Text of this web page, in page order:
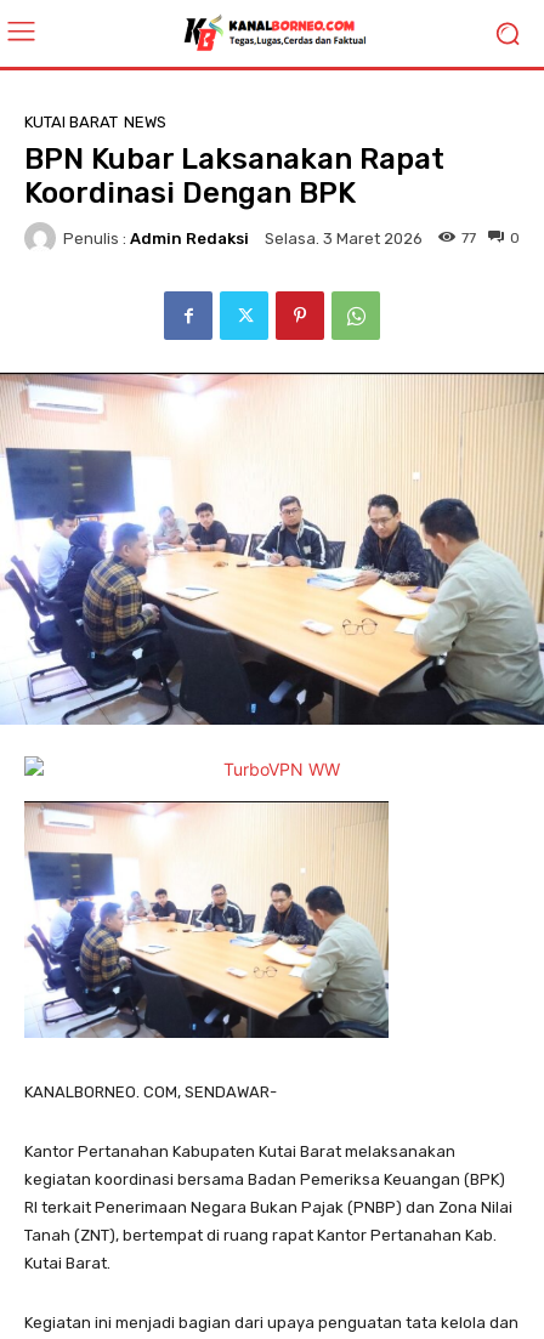
KUTAI BARAT NEWS
BPN Kubar Laksanakan Rapat
Koordinasi Dengan BPK
Penulis : Admin Redaksi Selasa. 3 Maret 2026 0
77
KANALBORNEO. COM, SENDAWAR-
Kantor Pertanahan Kabupaten Kutai Barat melaksanakan
kegiatan koordinasi bersama Badan Pemeriksa Keuangan (BPK)
RI terkait Penerimaan Negara Bukan Pajak (PNBP) dan Zona Nilai
Tanah (ZNT), bertempat di ruang rapat Kantor Pertanahan Kab.
Kutai Barat.
Kegiatan ini menjadi bagian dari upaya penguatan tata kelola dan